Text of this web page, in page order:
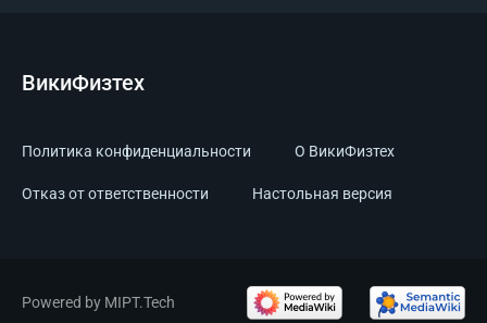
ВикиФизтех
Политика конфиденциальности О ВикиФизтех
Отказ от ответственности Настольная версия
Powered by MIPT.Tech